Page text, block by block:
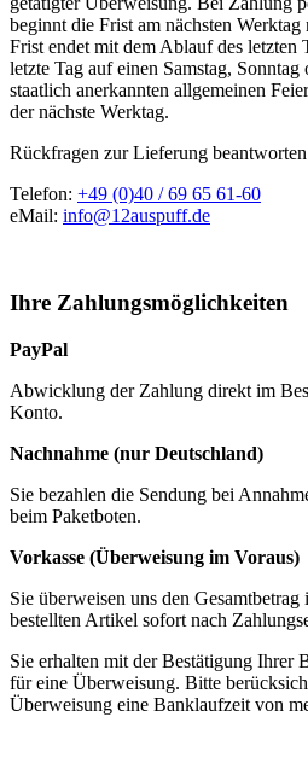
beginnt die Frist am nächsten Werktag
Frist endet mit dem Ablauf des letzten
letzte Tag auf einen Samstag,
staatlich anerkannten allgemeinen
der nächste Werktag.
Rückfragen zur Lieferung
Telefon: +49 (0)40 / 69 65 61-60
eMail: info@12auspuff.de
Ihre Zahlungsmöglichkeiten
PayPal
Abwicklung der Zahlung direkt im
Konto.
Nachnahme (nur Deutschland)
Sie bezahlen die Sendung bei
beim Paketboten.
Vorkasse (Überweisung im Voraus)
Sie überweisen uns den
bestellten Artikel sofort nach
Sie erhalten mit der Bestätigung Ihrer
für eine Überweisung. Bitte
Überweisung eine Banklaufzeit von